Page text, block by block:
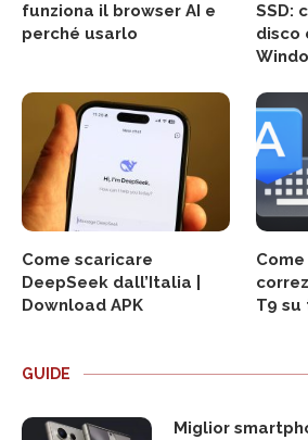
funziona il browser AI e
perché usarlo
SSD:
disco
Come scaricare
DeepSeek dall’Italia |
Download APK
T9
GUIDE
Miglior